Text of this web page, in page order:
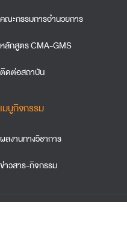
คณะกรรมการอำนวยการ
หลักสูตร CMA-GMS
ติดต่อสถาบัน
เมนูกิจกรรม
ผลงานทางวิชาการ
ข่าวสาร-กิจกรรม